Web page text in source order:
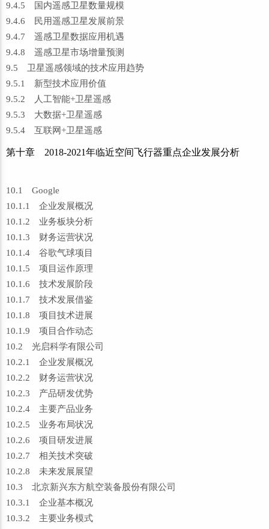
9.4.5 国内遥感卫星数量规模
9.4.6 民用遥感卫星发展前景
9.4.7 遥感卫星数据应用机遇
9.4.8 遥感卫星市场增量预测
9.5 卫星遥感领域的技术应用趋势
9.5.1 新型技术应用价值
9.5.2 人工智能+卫星遥感
9.5.3 大数据+卫星遥感
9.5.4 互联网+卫星遥感
第十章 2018-2021年临近空间飞行器重点企业发展分析
10.1 Google
10.1.1 企业发展概况
10.1.2 业务板块分析
10.1.3 财务运营状况
10.1.4 谷歌气球项目
10.1.5 项目运作原理
10.1.6 技术发展阶段
10.1.7 技术发展借鉴
10.1.8 项目技术进展
10.1.9 项目合作动态
10.2 光启科学有限公司
10.2.1 企业发展概况
10.2.2 财务运营状况
10.2.3 产品研发优势
10.2.4 主要产品业务
10.2.5 业务布局状况
10.2.6 项目研发进展
10.2.7 相关技术突破
10.2.8 未来发展展望
10.3 北京新兴东方航空装备股份有限公司
10.3.1 企业基本概况
10.3.2 主要业务模式